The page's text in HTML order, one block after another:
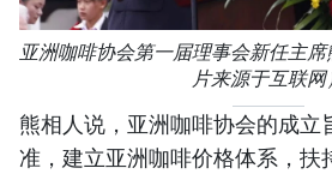
亚洲咖啡协会第一届理事会新任主
片来源于互联网
熊相人说，亚洲咖啡协会的成立
准，建立亚洲咖啡价格体系，扶